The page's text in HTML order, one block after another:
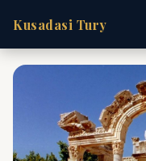
Kusadasi Tury